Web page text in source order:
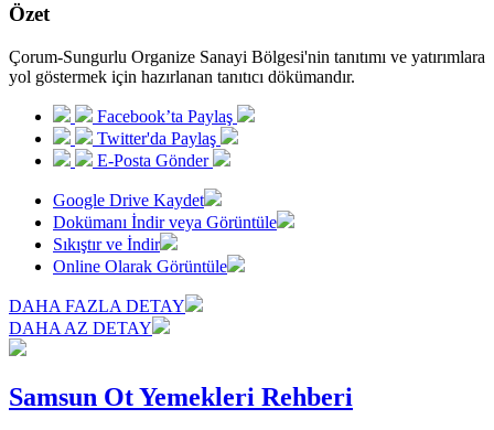
Özet
Çorum-Sungurlu Organize Sanayi Bölgesi'nin tanıtımı ve yatırımlara
yol göstermek için hazırlanan tanıtıcı dökümandır.
Facebook’ta Paylaş
Twitter'da Paylaş
E-Posta Gönder
Google Drive Kaydet
Dokümanı İndir veya Görüntüle
Sıkıştır ve İndir
Online Olarak Görüntüle
DAHA FAZLA DETAY
DAHA AZ DETAY
Samsun Ot Yemekleri Rehberi